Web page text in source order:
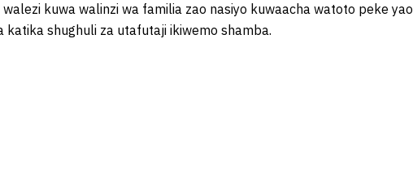
kuwa walinzi wa familia zao nasiyo kuwaacha watoto peke yao
katika shughuli za utafutaji ikiwemo shamba.